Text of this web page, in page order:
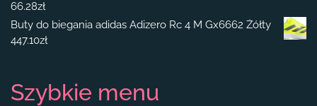
66.28zł
Buty do biegania adidas Adizero Rc 4 M Gx6662 Żółty
447.10zł
Szybkie menu